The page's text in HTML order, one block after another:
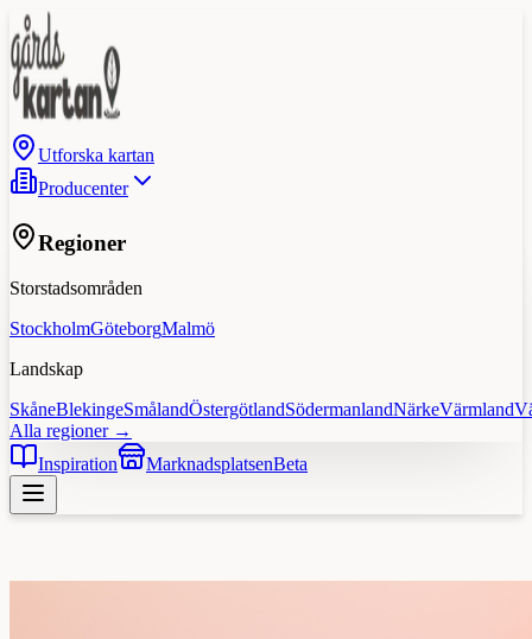
Utforska kartan
Producenter
Regioner
Storstadsområden
StockholmGöteborgMalmö
Landskap
SkåneBlekingeSmålandÖstergötlandSödermanlandNärkeVärmland
Alla regioner →
Inspiration
MarknadsplatsenBeta